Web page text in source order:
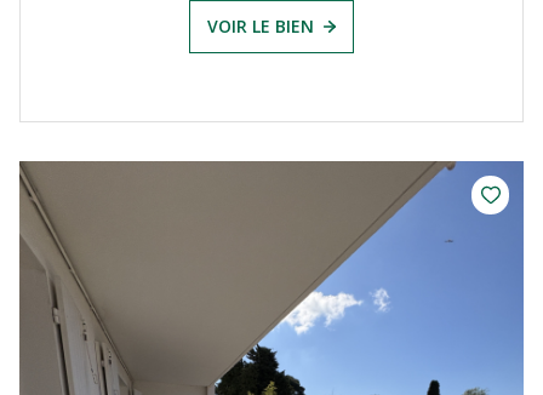
VOIR LE BIEN